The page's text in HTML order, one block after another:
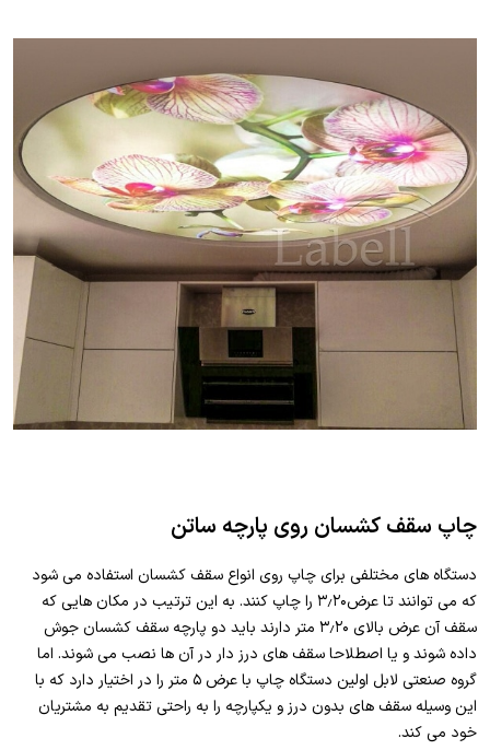
چاپ سقف کشسان روی پارچه ساتن
دستگاه های مختلفی برای چاپ روی انواع سقف کشسان استفاده می شود
که می توانند تا عرض۳٫۲۰ را چاپ کنند. به این ترتیب در مکان هایی که
سقف آن عرض بالای ۳٫۲۰ متر دارند باید دو پارچه سقف کشسان جوش
داده شوند و یا اصطلاحا سقف های درز دار در آن ها نصب می شوند. اما
گروه صنعتی لابل اولین دستگاه چاپ با عرض ۵ متر را در اختیار دارد که با
این وسیله سقف های بدون درز و یکپارچه را به راحتی تقدیم به مشتریان
خود می کند.